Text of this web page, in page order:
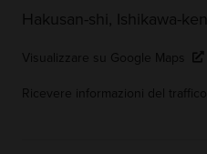
Hakusan-shi, Ishikawa-ken
Visualizzare su Google Maps
Ricevere informazioni del traffico